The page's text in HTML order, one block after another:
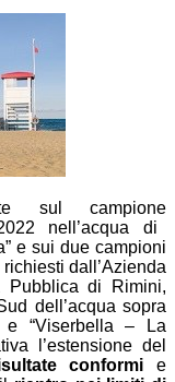
su campione
nell’acqua di
e sui due campioni
dall’Azienda
Pubblica di Rimini,
dell’acqua sopra
e “Viserbella – La
l’estensione del
conformi e